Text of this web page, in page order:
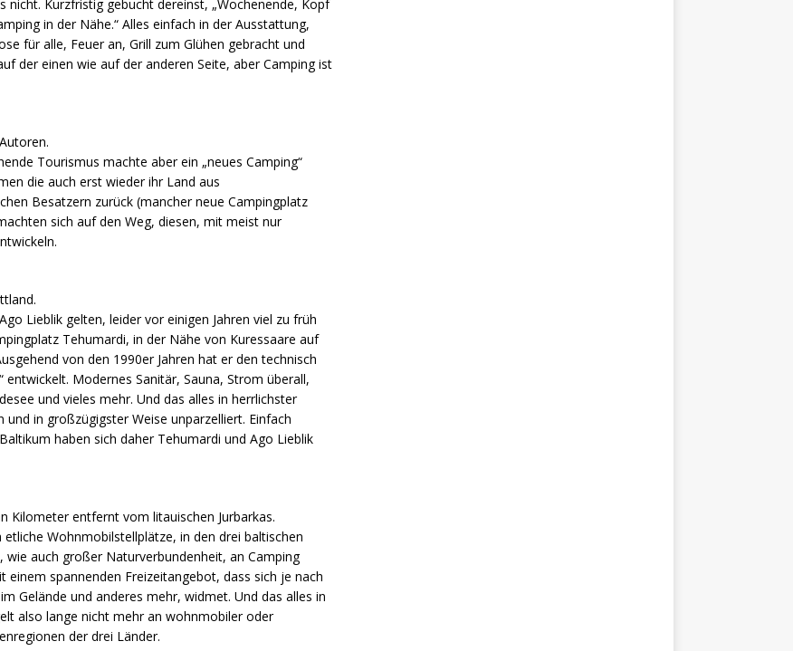
Kurzfristig gebucht dereinst, „Wochenende, Kopf
in der Nähe.“ Alles einfach in der Ausstattung,
für alle, Feuer an, Grill zum Glühen gebracht und
der einen wie auf der anderen Seite, aber Camping ist
Tourismus machte aber ein „neues Camping“
die auch erst wieder ihr Land aus
Besatzern zurück (mancher neue Campingplatz
sich auf den Weg, diesen, mit meist nur
Lieblik gelten, leider vor einigen Jahren viel zu früh
Tehumardi, in der Nähe von Kuressaare auf
von den 1990er Jahren hat er den technisch
Modernes Sanitär, Sauna, Strom überall,
und vieles mehr. Und das alles in herrlichster
in großzügigster Weise unparzelliert. Einfach
haben sich daher Tehumardi und Ago Lieblik
Kilometer entfernt vom litauischen Jurbarkas.
Wohnmobilstellplätze, in den drei baltischen
auch großer Naturverbundenheit, an Camping
einem spannenden Freizeitangebot, dass sich je nach
Gelände und anderes mehr, widmet. Und das alles in
also lange nicht mehr an wohnmobiler oder
der drei Länder.